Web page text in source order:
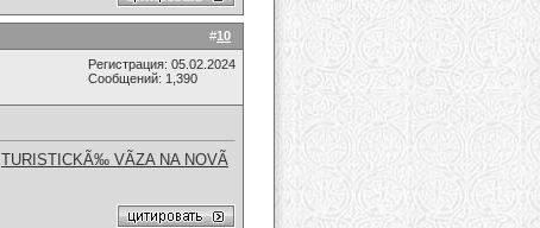
#10
Регистрация: 05.02.2024
Сообщений: 1,390
TURISTICKÃ‰ VÃZA NA NOVÃ